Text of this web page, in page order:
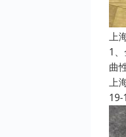
上
1
曲
上
19-